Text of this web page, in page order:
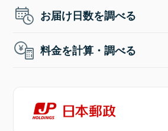
お届け日数を調べる
料金を計算・調べる